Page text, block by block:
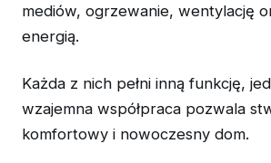
mediów, ogrzewanie, wentylację
energią.
Każda z nich pełni inną funkcję,
wzajemna współpraca pozwala
komfortowy i nowoczesny dom.